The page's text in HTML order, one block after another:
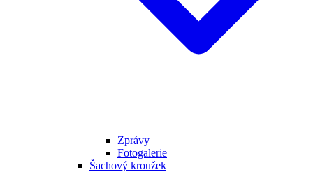
Zprávy
Fotogalerie
Šachový kroužek